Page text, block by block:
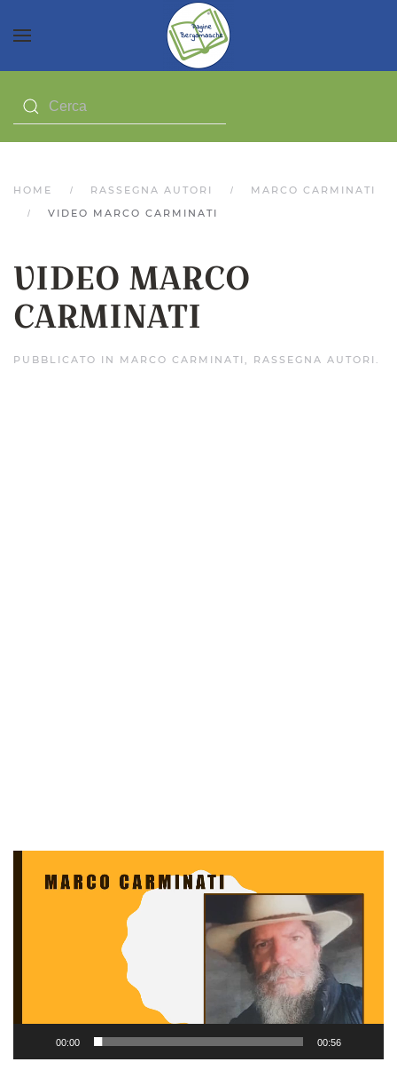
HOME RASSEGNA AUTORI
MARCO CARMINATI
VIDEO MARCO CARMINATI
VIDEO MARCO
CARMINATI
PUBBLICATO IN MARCO CARMINATI , RASSEGNA AUTORI .
Player
00:00 00:56